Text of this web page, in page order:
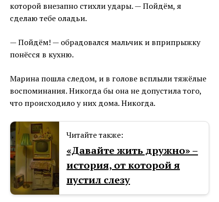
которой внезапно стихли удары. — Пойдём, я
сделаю тебе оладьи.
— Пойдём! — обрадовался мальчик и вприпрыжку
понёсся в кухню.
Марина пошла следом, и в голове всплыли тяжёлые
воспоминания. Никогда бы она не допустила того,
что происходило у них дома. Никогда.
Читайте также:
«Давайте жить дружно⁠⁠» –
история, от которой я
пустил слезу